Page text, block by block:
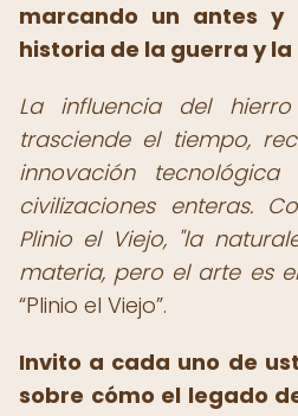
marcando un antes y
historia de la guerra y
La influencia del
trasciende el tiempo,
innovación tecnológica
civilizaciones enteras.
Plinio el Viejo, "la
materia, pero el arte es
Plinio el Viejo .
Invito a cada uno de
sobre cómo el legado